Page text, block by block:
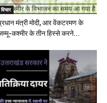
विचार
मंत्री मोदी, आर वेंकटरमण के
कश्मीर के तीन हिस्से करने...